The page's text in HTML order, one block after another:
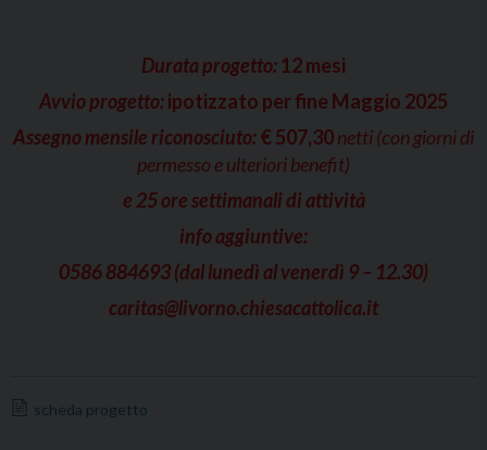
Durata progetto:12 mesi
Avvio progetto:ipotizzato per fine Maggio 2025
Assegno mensile riconosciuto:€ 507,30netti (con giorni di
permesso e ulteriori benefit)
e 25 ore settimanali di attività
info aggiuntive:
0586 884693(dal lunedì al venerdì 9 – 12.30)
caritas@livorno.chiesacattolica.it
scheda progetto